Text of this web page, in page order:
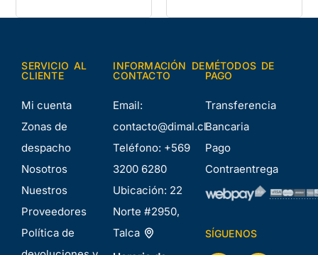
SERVICIO AL
CLIENTE
Mi cuenta
Zonas de
despacho
Nosotros
Nuestros
Proveedores
Política de
INFORMACIÓN DE
CONTACTO
Email:
contacto@dimal.cl
Teléfono: +569
3200 6280
Ubicación: 22
Norte #2950,
Talca
MÉTODOS DE
PAGO
Transferencia
Bancaria
Pago
Contraentrega
SÍGUENOS